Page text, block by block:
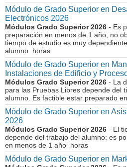
Módulo de Grado Superior en
Electrónicos 2026
Módulos Grado Superior 2026 - Es
preparación en menos de 1 año, no
tiempo de estudio es muy
alumno horas
Módulo de Grado Superior en
Instalaciones de Edificio y
Módulos Grado Superior 2026 - La
para las Pruebas Libres depende del
alumno. Es factible estar preparado
Módulo de Grado Superior en
2026
Módulos Grado Superior 2026 - El
depende del trabajo del alumno: es
en menos de 1 año horas
Módulo de Grado Superior en